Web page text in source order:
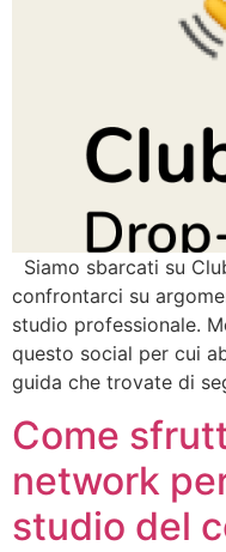
Siamo sbarcati su
confrontarci su
studio professionale.
questo social per cui
guida che trovate di
Come
network
studio del